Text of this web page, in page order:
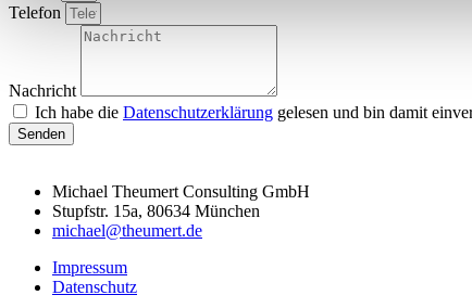
Telefon
Nachricht
Ich habe die Datenschutzerklärung gelesen und bin damit
Senden
Michael Theumert Consulting GmbH
Stupfstr. 15a, 80634 München
michael@theumert.de
Impressum
Datenschutz